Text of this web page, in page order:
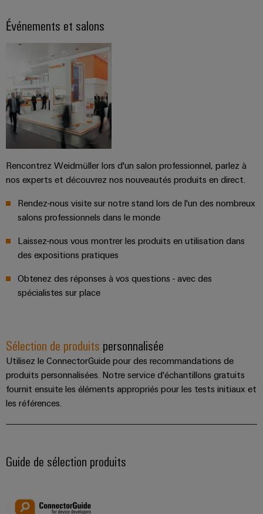
simple,
rapide
Événements et salons
Rencontrez Weidmüller lors d'un salon professionnel, parlez à
nos experts et découvrez nos nouveautés produits en direct.
Rendez-nous visite sur notre stand lors de l'un des nombreux
salons professionnels dans le monde
Laissez-nous vous montrer les produits en utilisation dans
des expositions pratiques
Obtenez des réponses à vos questions - avec des
spécialistes sur place
Sélection de produits personnalisée
Utilisez le ConnectorGuide pour des recommandations de
produits personnalisées. Notre service d'échantillons gratuits
fournit ensuite les éléments appropriés pour les tests initiaux et
les références.
Guide de sélection produits